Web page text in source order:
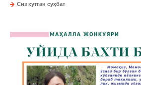
Сиз кутган суҳбат